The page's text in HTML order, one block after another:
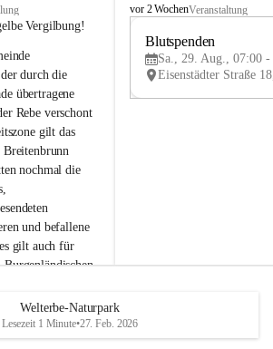
Vergilbung!
durch die
übertragene
Rebe verschont
gilt das
Breitenbrunn
nochmal die
und befallene
gilt auch für
Burgenländischen
gepflegte oder
zu roden! Bitte
unsere Winzer
Ernteausfällen
B
e
u
e
d
vor 2 WochenVeranstaltung
Blutspenden
Sa., 29. Aug., 07:00 -
Welterbe-Naturpark
Lesezeit 1 Minute•27. Feb. 2026